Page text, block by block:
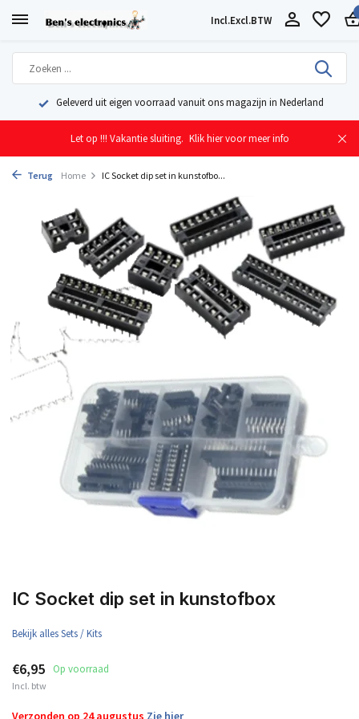
Incl.Excl.BTW
Geleverd uit eigen voorraad vanuit ons magazijn in Nederland
Let op !!! Vakantie sluiting. Klik hier voor meer info
Terug Home IC Socket dip set in kunstofbo...
IC Socket dip set in kunstofbox
Bekijk alles Sets / Kits
€6,95 Op voorraad
Incl. btw
Verzonden op 24 augustus Zie hier